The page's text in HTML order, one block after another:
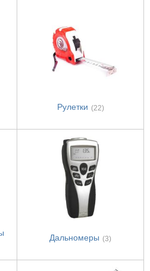
Рулетки (22)
Дальномеры (3)